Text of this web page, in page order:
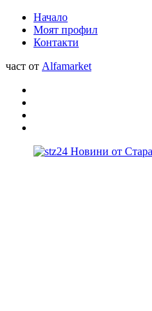
Начало
Моят профил
Контакти
част от Alfamarket